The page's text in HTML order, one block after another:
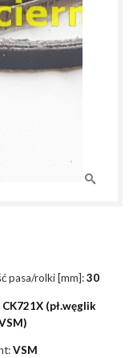
pasa/rolki [mm]:30
CK721X (pł.węglik
VSM